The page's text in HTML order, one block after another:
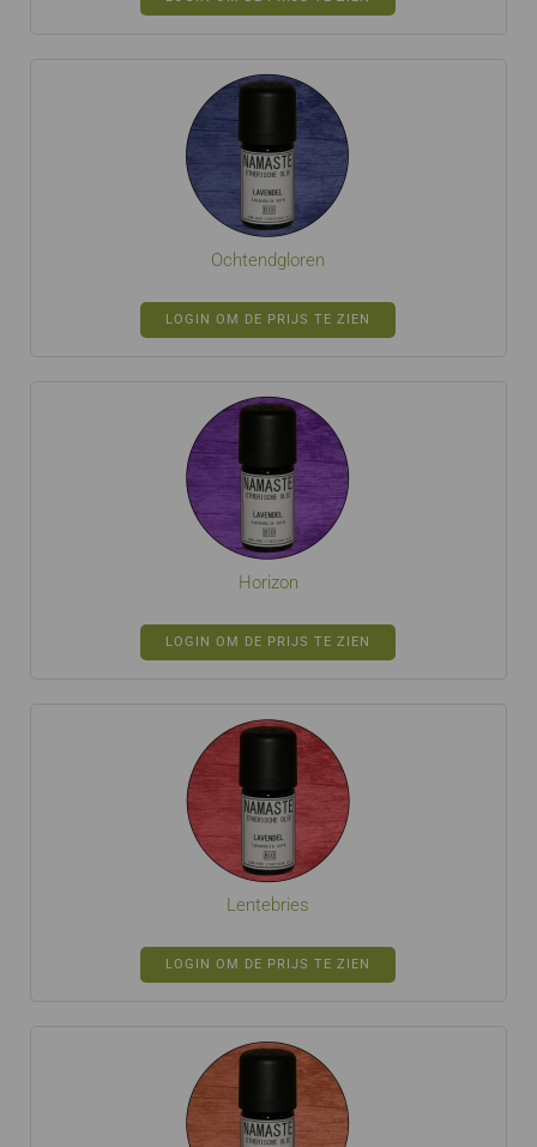
Ochtendgloren
LOGIN OM DE PRIJS TE ZIEN
Horizon
LOGIN OM DE PRIJS TE ZIEN
Lentebries
LOGIN OM DE PRIJS TE ZIEN